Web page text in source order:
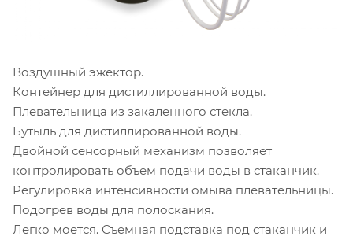
Воздушный эжектор.
Контейнер для дистиллированной воды.
Плевательница из закаленного стекла.
Бутыль для дистиллированной воды.
Двойной сенсорный механизм позволяет
контролировать объем подачи воды в стаканчик.
Регулировка интенсивности омыва плевательницы.
Подогрев воды для полоскания.
Легко моется. Съемная подставка под стаканчик и